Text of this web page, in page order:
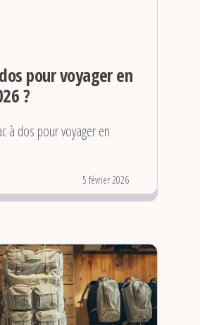
pour voyager en
?
à dos pour voyager en
5 février 2026